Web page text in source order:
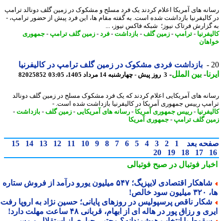
های آمریکا اعلام کردند یک فرد مسلح و مشکوک در زمین گلف دونالد ترامپ
بازداشت شده است. به گفته مقام ها، این فرد پیش از حضور ترامپ، -
فرتاک نیوز؛ شبکه فاکس نیوز، ...
- ترامپ -زمین گلف -بازداشت -فرد-زمین گلف ترامپ -جمهوری
بازداشت فردی مشکوک در زمین گلف ترامپ در کالیفرنیا
-بین الملل-3 روز پیش - چهارشنبه 14 مرداد 1405، 03:05 82025852
های آمریکایی اعلام کردند که یک فرد مشکوک مسلح در زمین گلف دونالد
رییس جمهوری آمریکا در کالیفرنیا بازداشت شده است. -
- رییس جمهوری آمریکا- رسانه های آمریکایی-زمین گلف -بازداشت -
گلف ترامپ -جمهوری آمریکا
بعد 1
2
3
4
5
6
7
8
9
10
11
12
13
14
15
17
18
19
20
فوتبال در صبح فوتبالی
شاهکار اقتصادی لایپزیگ؛ ۵۴۷ میلیون یورو درآمد از فروش ستاره
ناقص پرسپولیس در روزهای پایانی؛ حسین نژاد به اروپا رفت،
و رزاق پور در هاله ای از ابهام، قربانی ۴۸ ساعت مهلت دارد!